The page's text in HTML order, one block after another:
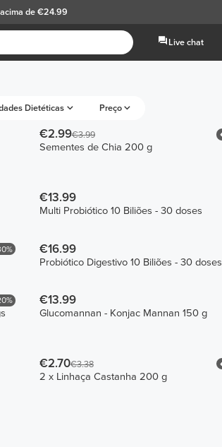
de €24.99
Live chat
Dietéticas Preço
€2.99€3.99
Sementes de Chia 200 g
€13.99
Multi Probiótico 10 Biliões - 30 doses
€16.99
Probiótico Digestivo 10 Biliões - 30 doses
€13.99
Glucomannan - Konjac Mannan 150 g
€2.70€3.38
2 x Linhaça Castanha 200 g